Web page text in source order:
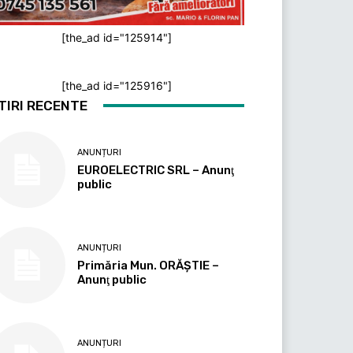
[the_ad id="125914"]
[the_ad id="125916"]
RECENTE
ANUNȚURI
EUROELECTRIC SRL – Anunţ
public
ANUNȚURI
Primăria Mun. ORĂȘTIE –
Anunţ public
ANUNȚURI